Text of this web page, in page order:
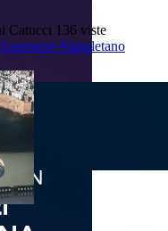
Catucci 136 viste
Assessore-Napoletano